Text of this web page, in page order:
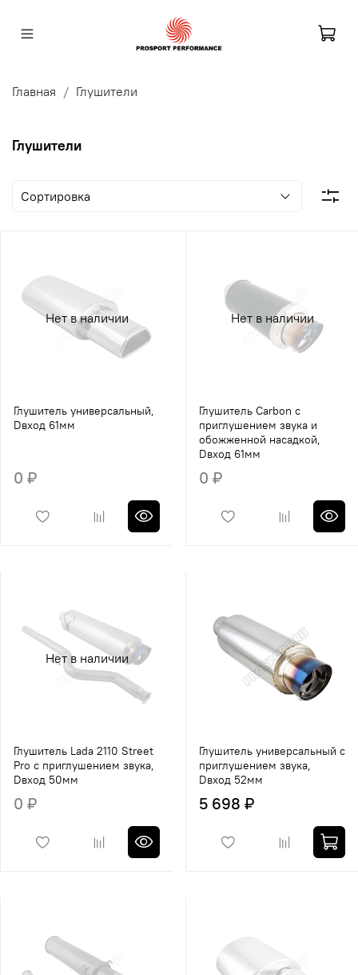
Главная Глушители
Глушители
Нет в наличии
Глушитель универсальный,
Dвход 61мм
0 ₽
Нет в наличии
Глушитель Carbon c
приглушением звука и
обожженной насадкой,
Dвход 61мм
0 ₽
Нет в наличии
Глушитель Lada 2110 Street
Pro с приглушением звука,
Dвход 50мм
0 ₽
Глушитель универсальный с
приглушением звука,
Dвход 52мм
5 698 ₽